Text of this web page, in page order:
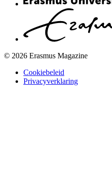
© 2026 Erasmus Magazine
Cookiebeleid
Privacyverklaring